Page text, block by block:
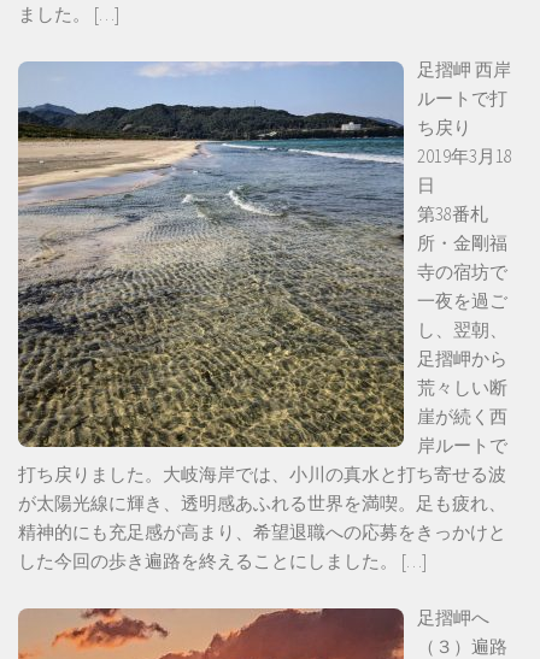
ました。
[…]
足摺岬 西岸
ルートで打
ち戻り
2019年3月18
日
第38番札
所・金剛福
寺の宿坊で
一夜を過ご
し、翌朝、
足摺岬から
荒々しい断
崖が続く西
岸ルートで
打ち戻りました。大岐海岸では、小川の真水と打ち寄せる波
が太陽光線に輝き、透明感あふれる世界を満喫。足も疲れ、
精神的にも充足感が高まり、希望退職への応募をきっかけと
した今回の歩き遍路を終えることにしました。
[…]
足摺岬へ
（３）遍路